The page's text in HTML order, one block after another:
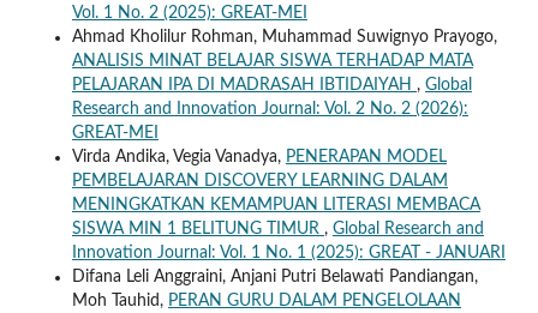
Vol. 1 No. 2 (2025): GREAT-MEI
Ahmad Kholilur Rohman, Muhammad Suwignyo Prayogo,
ANALISIS MINAT BELAJAR SISWA TERHADAP MATA
PELAJARAN IPA DI MADRASAH IBTIDAIYAH , Global
Research and Innovation Journal: Vol. 2 No. 2 (2026):
GREAT-MEI
Virda Andika, Vegia Vanadya, PENERAPAN MODEL
PEMBELAJARAN DISCOVERY LEARNING DALAM
MENINGKATKAN KEMAMPUAN LITERASI MEMBACA
SISWA MIN 1 BELITUNG TIMUR , Global Research and
Innovation Journal: Vol. 1 No. 1 (2025): GREAT - JANUARI
Difana Leli Anggraini, Anjani Putri Belawati Pandiangan,
Moh Tauhid, PERAN GURU DALAM PENGELOLAAN